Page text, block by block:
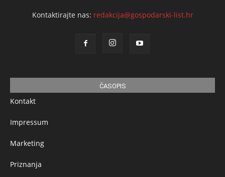
Kontaktirajte nas: redakcija@gospodarski-list.hr
ČASOPIS
Kontakt
Impressum
Marketing
Priznanja